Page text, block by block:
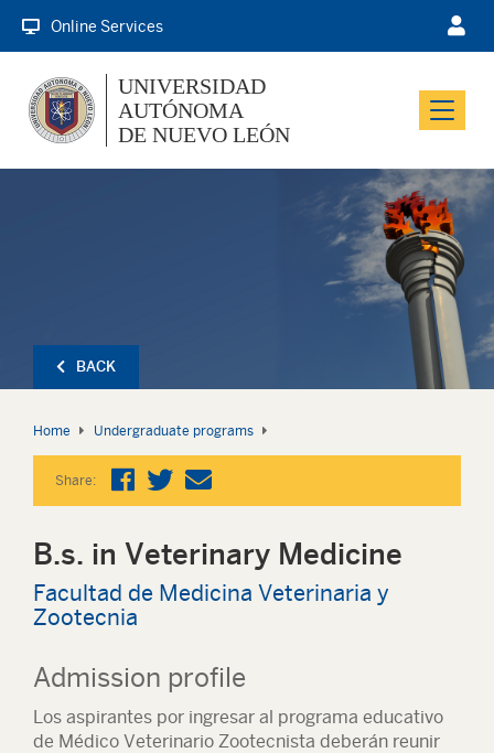
Online Services
Menu
UNIVERSIDAD
AUTÓNOMA
DE NUEVO LEÓN
BACK
Home Undergraduate programs
Share:
B.s. in Veterinary Medicine
Facultad de Medicina Veterinaria y
Zootecnia
Admission profile
Los aspirantes por ingresar al programa educativo
de Médico Veterinario Zootecnista deberán reunir